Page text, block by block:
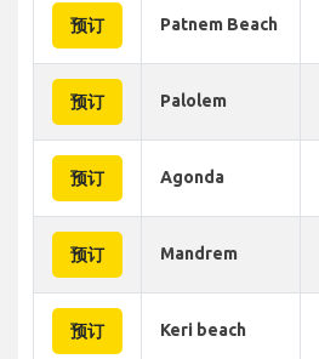
预订 Patnem Beach
预订 Palolem
预订 Agonda
预订 Mandrem
预订 Keri beach